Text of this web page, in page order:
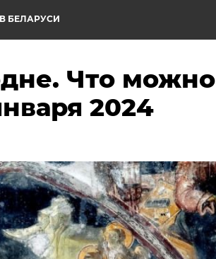
БЕЛАРУСИ
Что можно
2024